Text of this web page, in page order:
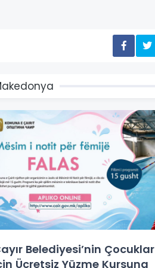
Belediyesi’nin Çocuklar
Ücretsiz Yüzme Kursuna